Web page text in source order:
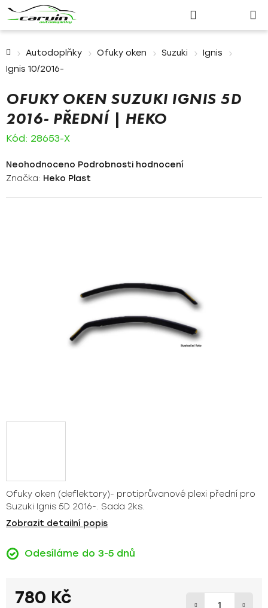
Přihlášení
košík
Autodoplňky Ofuky oken Suzuki
Ignis
Ignis 10/2016-
Ofuky oken (deflektory)- protiprůvanové plexi přední pro
Suzuki Ignis 5D 2016-. Sada 2ks.
Zobrazit detailní popis
Odesíláme do 3-5 dnů
780 Kč
OFUKY OKEN SUZUKI IGNIS 5D
2016- PŘEDNÍ | HEKO
Kód: 28653-X
Průměrné
hodnocení
Neohodnoceno Podrobnosti hodnocení
Značka: Heko Plast